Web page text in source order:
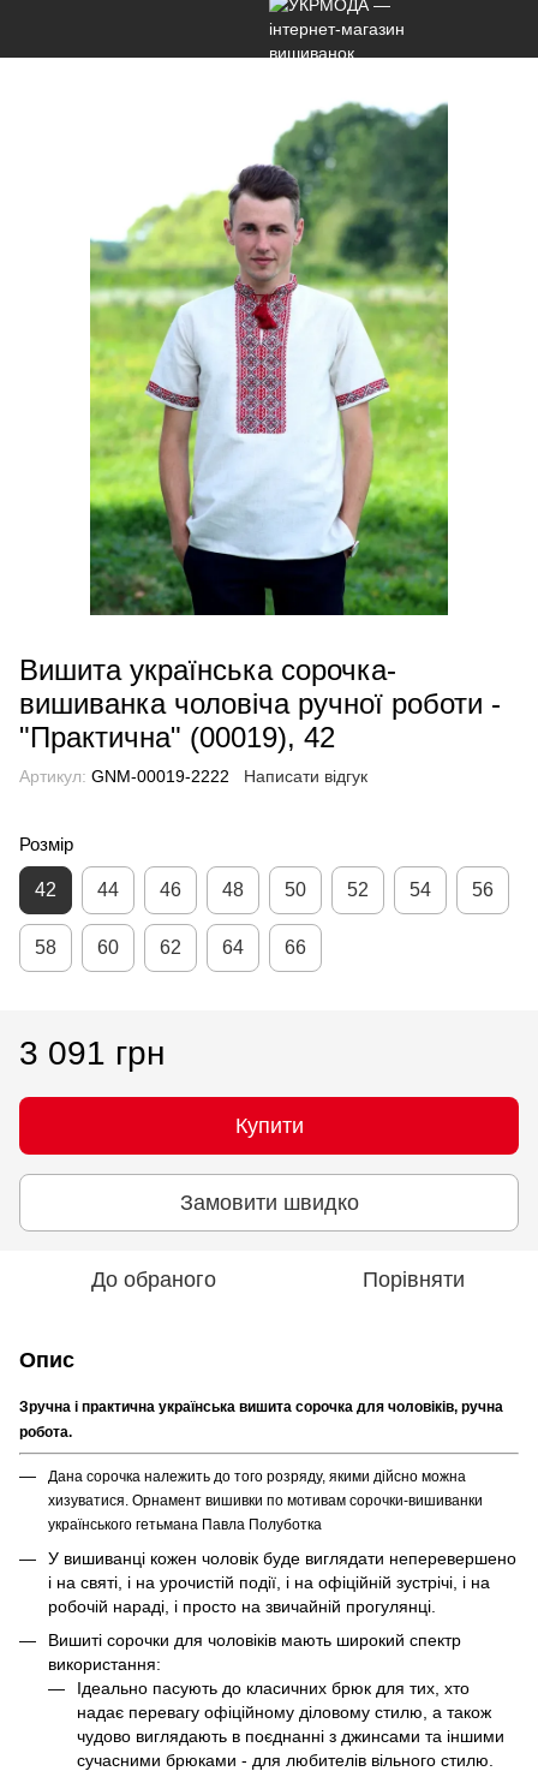
Вишита українська сорочка-
вишиванка чоловіча ручної роботи -
"Практична" (00019), 42
Артикул: GNM-00019-2222 Написати відгук
Розмір
42 44 46 48 50 52 54 56
58 60 62 64 66
3 091 грн
Купити
Замовити швидко
До обраного Порівняти
Опис
Зручна і практична українська вишита сорочка для чоловіків, ручна
робота.
Дана сорочка належить до того розряду, якими дійсно можна
хизуватися. Орнамент вишивки по мотивам сорочки-вишиванки
українського гетьмана Павла Полуботка
У вишиванці кожен чоловік буде виглядати неперевершено
і на святі, і на урочистій події, і на офіційній зустрічі, і на
робочій нараді, і просто на звичайній прогулянці.
Вишиті сорочки для чоловіків мають широкий спектр
використання:
Ідеально пасують до класичних брюк для тих, хто
надає перевагу офіційному діловому стилю, а також
чудово виглядають в поєднанні з джинсами та іншими
сучасними брюками - для любителів вільного стилю.